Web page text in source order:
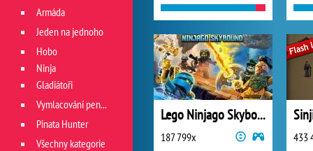
Lego Ninjago Skybound
187 799x 433
Armáda
Jeden na jednoho
Hobo
Ninja
Gladiátoři
Vymlacování peněz
Pinata Hunter
Všechny kategorie